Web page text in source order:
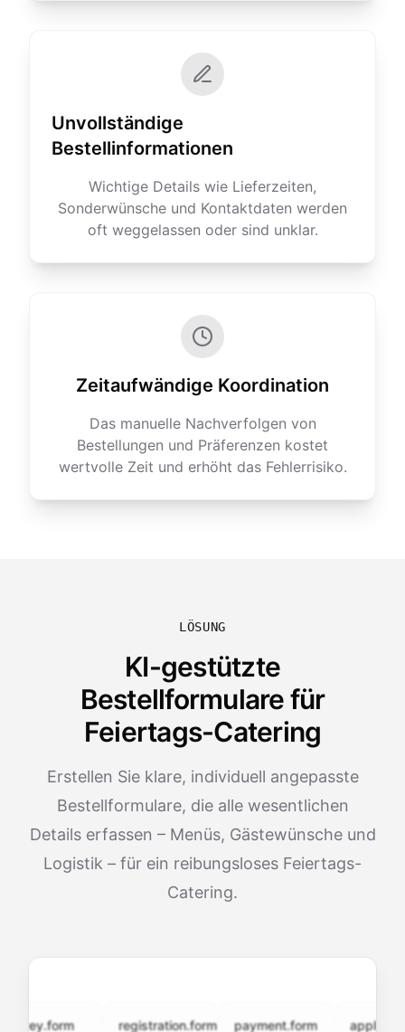
Unvollständige
Bestellinformationen
Wichtige Details wie Lieferzeiten,
Sonderwünsche und Kontaktdaten werden
oft weggelassen oder sind unklar.
Zeitaufwändige Koordination
Das manuelle Nachverfolgen von
Bestellungen und Präferenzen kostet
wertvolle Zeit und erhöht das Fehlerrisiko.
LÖSUNG
KI-gestützte
Bestellformulare für
Feiertags-Catering
Erstellen Sie klare, individuell angepasste
Bestellformulare, die alle wesentlichen
Details erfassen – Menüs, Gästewünsche und
Logistik – für ein reibungsloses Feiertags-
Catering.
registration.form payment.form